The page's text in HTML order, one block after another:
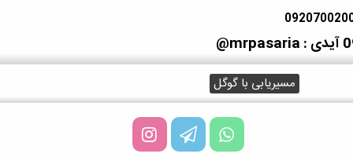
آیدی : mrpasaria@
مسیریابی با گوگل